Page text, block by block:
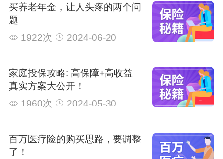
买养老年金，让人头疼的两个问
题
1922次
2024-06-20
家庭投保攻略: 高保障+高收益
真实方案大公开！
1960次
2024-05-30
百万医疗险的购买思路，要调整
了！